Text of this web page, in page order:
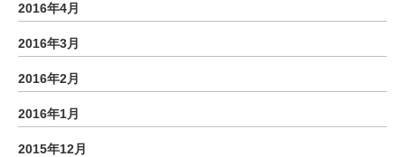
2016年4月
2016年3月
2016年2月
2016年1月
2015年12月